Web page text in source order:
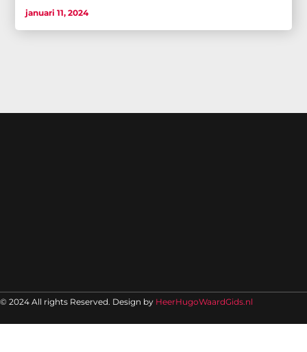
januari 11, 2024
© 2024 All rights Reserved. Design by HeerHugoWaardGids.nl